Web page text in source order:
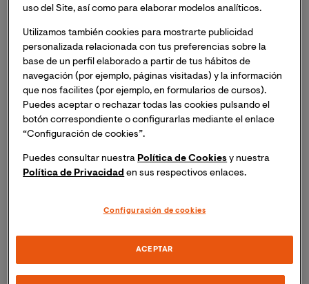
uso del Site, así como para elaborar modelos analíticos.
Utilizamos también cookies para mostrarte publicidad
personalizada relacionada con tus preferencias sobre la
base de un perfil elaborado a partir de tus hábitos de
navegación (por ejemplo, páginas visitadas) y la información
que nos facilites (por ejemplo, en formularios de cursos).
Puedes aceptar o rechazar todas las cookies pulsando el
botón correspondiente o configurarlas mediante el enlace
“Configuración de cookies”.
Puedes consultar nuestra Política de Cookies y nuestra
Política de Privacidad en sus respectivos enlaces.
Configuración de cookies
ACEPTAR